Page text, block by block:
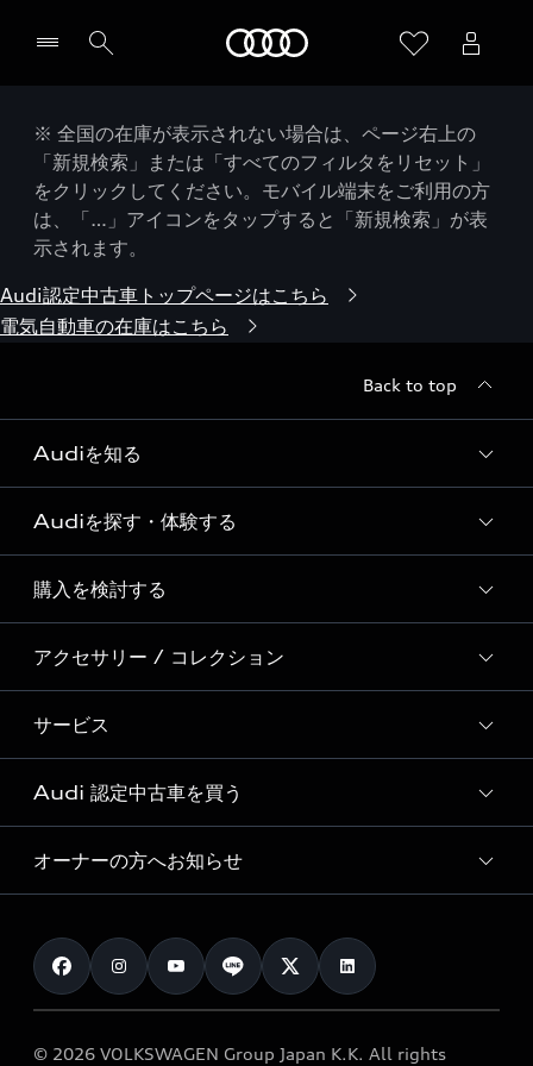
※ 全国の在庫が表示されない場合は、ページ右上の
「新規検索」または「すべてのフィルタをリセット」
をクリックしてください。モバイル端末をご利用の方
は、「…」アイコンをタップすると「新規検索」が表
示されます。
Audi認定中古車トップページはこちら
電気自動車の在庫はこちら
Back to top
Audiを知る
Audi ブランド
Story of Progress
Audi Sport
Formula 1®
デジタルサービス
Audiを探す・体験する
ディーラー検索
新車在庫検索
試乗車・展示車検索
見積り依頼
試乗予約
購入を検討する
モデル一覧
特別仕様モデル / 限定モデル
e-tronラインアップ
価格シミュレーション
車両比較
カタログ一覧
アクセサリー / コレクション
純正アクセサリー
オンラインショップ
Audi collection
アウディナビアプリ
サービス
サービス入庫予約
サービスプログラム
メンテナンス
車検 / 定期点検
e-tronアフターサポート
Audi 認定中古車を買う
Audi認定中古車
クオリティ
保証
メンテナンス
オーナーの方へお知らせ
お知らせ
オーナー様向けキャンペーン
© 2026 VOLKSWAGEN Group Japan K.K. All rights